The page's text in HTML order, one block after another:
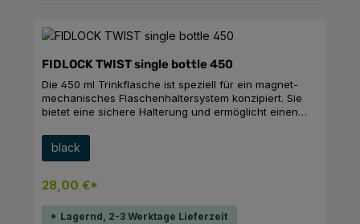
FIDLOCK TWIST single bottle 450
Die 450 ml Trinkflasche ist speziell für ein magnet-
mechanisches Flaschenhaltersystem konzipiert. Sie
bietet eine sichere Halterung und ermöglicht einen
funktionales Design gewährleistet eine unkomplizierte
Handhabung und ist ideal für aktive
Halterung – perfekt zum Nachrüsten, wenn das Bike
schon mit der TWIST bike base oder TWIST uni base
ausgestattet ist. - 450 ml Flaschenvolumen - Deckel
mit selbstschließender Membran und optionaler
Farbe
black
28,00 €*
Lagernd, 2-3 Werktage Lieferzeit